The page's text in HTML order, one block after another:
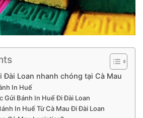
Đài Loan nhanh chóng tại Cà Mau
In Huế
Gửi Bánh In Huế Đi Đài Loan
In Huế Từ Cà Mau Đi Đài Loan